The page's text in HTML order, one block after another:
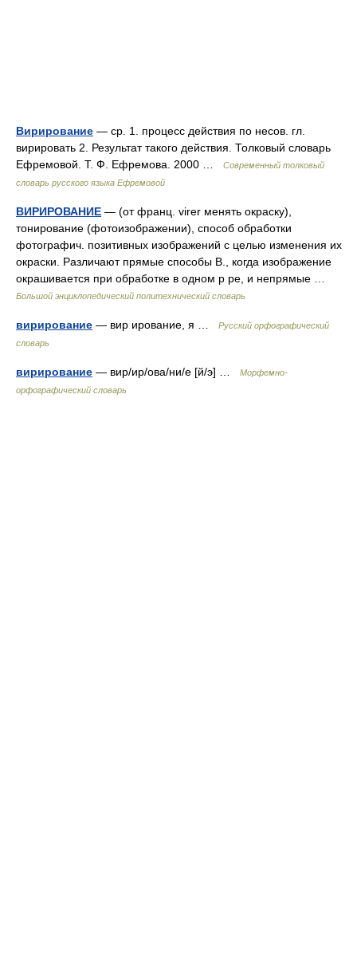
Вирирование — ср. 1. процесс действия по несов. гл.
вирировать 2. Результат такого действия. Толковый словарь
Ефремовой. Т. Ф. Ефремова. 2000 …
Современный толковый
словарь русского языка Ефремовой
ВИРИРОВАНИЕ — (от франц. virer менять окраску),
тонирование (фотоизображении), способ обработки
фотографич. позитивных изображений с целью изменения их
окраски. Различают прямые способы В., когда изображение
окрашивается при обработке в одном р ре, и непрямые …
Большой энциклопедический политехнический словарь
вирирование — вир ирование, я …
Русский орфографический
словарь
вирирование — вир/ир/ова/ни/е [й/э] …
Морфемно-
орфографический словарь